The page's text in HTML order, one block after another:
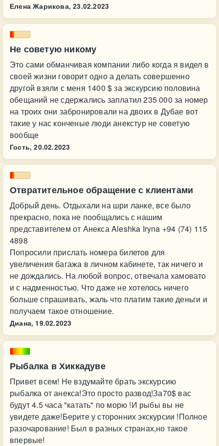
Елена Жарикова, 23.02.2023
Не советую никому
Это сами обманчивая компании либо когда я видел в
своей жизни говорит одно а делать совершенно
другой взяли с меня 1400 $ за экскурсию половина
обещаний не сдержались заплатил 235 000 за номер
на троих они забронировали на двоих в Дубае вот
такие у нас конченые люди анекстур не советую
вообще
Гость, 20.02.2023
Отвратительное обращение с клиентами
Добрый день. Отдыхали на шри ланке, все было
прекрасно, пока не пообщались с нашим
представителем от Анекса Aleshka Iryna +94 (74) 115
4898
Попросили прислать номера билетов для
увеличения багажа в личном кабинете, так ничего и
не дождались. На любой вопрос, отвечала хамовато
и с надменностью. Что даже не хотелось ничего
больше спрашивать, жаль что платим такие деньги и
получаем такое отношение.
Диана, 19.02.2023
Рыбалка в Хиккадуве
Привет всем! Не вздумайте брать экскурсию
рыбалка от анекса!Это просто развод!За70$ вас
будут 4.5 часа "катать" по морю !И рыбы вы не
увидете даже!Берите у сторонних экскурсии !Полное
разочарование! Был в разных странах,но такое
впервые!